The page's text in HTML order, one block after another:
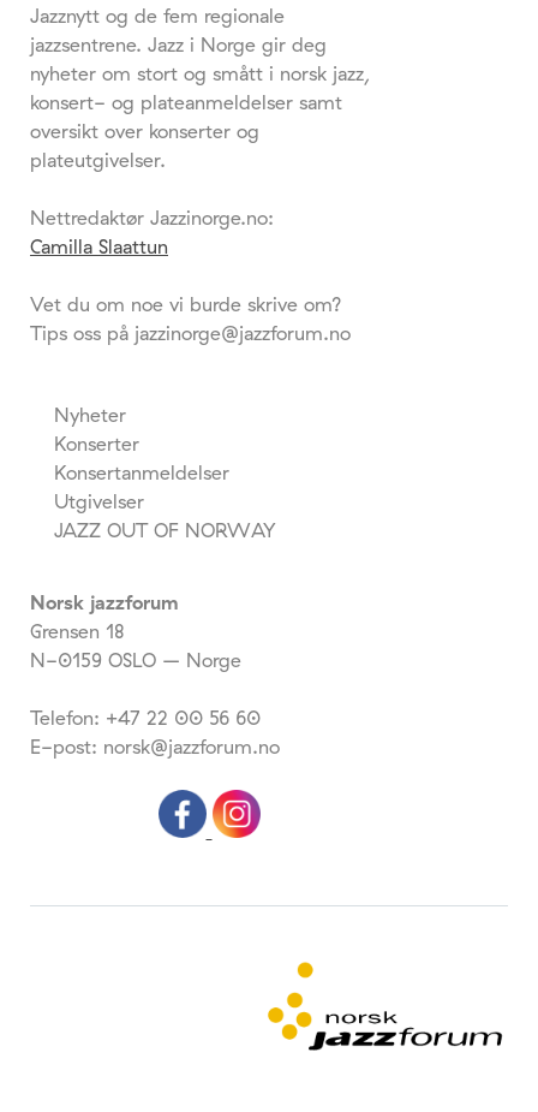
Jazznytt og de fem regionale
jazzsentrene. Jazz i Norge gir deg
nyheter om stort og smått i norsk jazz,
konsert- og plateanmeldelser samt
oversikt over konserter og
plateutgivelser.
Nettredaktør Jazzinorge.no:
Camilla Slaattun
Vet du om noe vi burde skrive om?
Tips oss på jazzinorge@jazzforum.no
Nyheter
Konserter
Konsertanmeldelser
Utgivelser
JAZZ OUT OF NORWAY
Norsk jazzforum
Grensen 18
N-0159 OSLO – Norge
Telefon: +47 22 00 56 60
E-post: norsk@jazzforum.no